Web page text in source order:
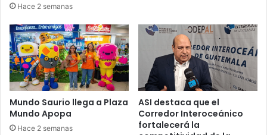
Hace 2 semanas
Mundo Saurio llega a Plaza
Mundo Apopa
Hace 2 semanas
ASI destaca que el
Corredor Interoceánico
fortalecerá la